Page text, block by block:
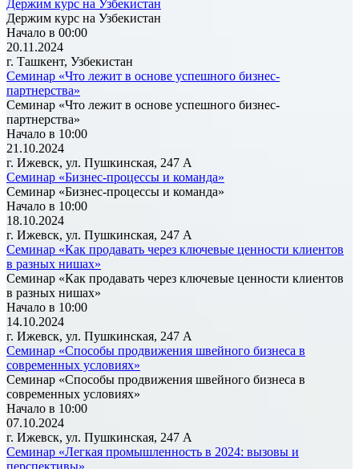
Держим курс на Узбекистан
Держим курс на Узбекистан
Начало в 00:00
20.11.2024
г. Ташкент, Узбекистан
Семинар «Что лежит в основе успешного бизнес-
партнерства»
Семинар «Что лежит в основе успешного бизнес-
партнерства»
Начало в 10:00
21.10.2024
г. Ижевск, ул. Пушкинская, 247 А
Семинар «Бизнес-процессы и команда»
Семинар «Бизнес-процессы и команда»
Начало в 10:00
18.10.2024
г. Ижевск, ул. Пушкинская, 247 А
Семинар «Как продавать через ключевые ценности клиентов
в разных нишах»
Семинар «Как продавать через ключевые ценности клиентов
в разных нишах»
Начало в 10:00
14.10.2024
г. Ижевск, ул. Пушкинская, 247 А
Семинар «Способы продвижения швейного бизнеса в
современных условиях»
Семинар «Способы продвижения швейного бизнеса в
современных условиях»
Начало в 10:00
07.10.2024
г. Ижевск, ул. Пушкинская, 247 А
Семинар «Легкая промышленность в 2024: вызовы и
перспективы»